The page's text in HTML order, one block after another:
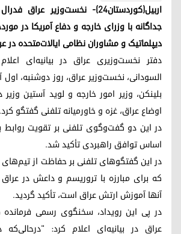
اربیل(کوردستان۲۴)- نخست‌وزیر
جداگانه با وزرای خارجه و دفاع آمریکا در
دیپلماتیک و مشاوران نظامی ایالات‌متحده در
دفتر نخست‌وزیری عراق در بیانیه‌ای
بلینکن، وزیر امور خارجه و لوید آستین وزیر
اوضاع عراق، غزه و خاورمیانه تلفنی گفتگو کرد.
در این دو گفت‌وگوی تلفنی بر تقویت روابط
اساس توافق راهبردی تأکید شد.
در این گفتگوهای تلفنی بر حفاظت از
که برای مبارزه با تروریسم و داعش در
آنها آموزش ارتش عراق است، تأکید گردید.
در پی این رویداد، سخنگوی رسمی
عراق در بیانیه‌ای اعلام کرد: